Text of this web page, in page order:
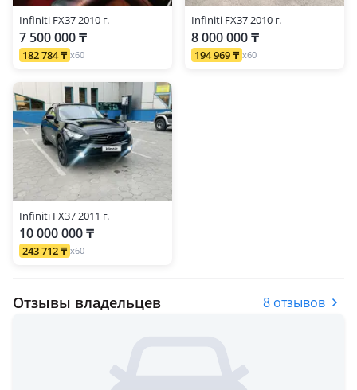
Infiniti FX37 2010 г.
7 500 000 ₸
182 784 ₸ x60
Infiniti FX37 2010 г.
8 000 000 ₸
194 969 ₸ x60
Infiniti FX37 2011 г.
10 000 000 ₸
243 712 ₸ x60
Отзывы владельцев 8 отзывов